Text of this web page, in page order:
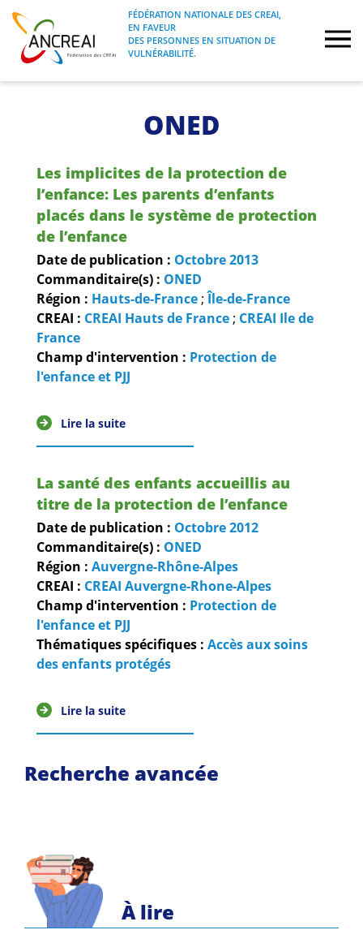
Skip
content
ANCREAI
FÉDÉRATION NATIONALE DES CREAI, EN
FAVEUR DES PERSONNES EN SITUATION
FÉDÉRATION NATIONALE DES CREAI,
EN FAVEUR
DES PERSONNES EN SITUATION DE
VULNÉRABILITÉ.
Journées nationales
Formations
Projets Fédéraux
Espace emploi
Guides et outils
Actualités
ARSENE
ONED
Les implicites de la protection de
l’enfance: Les parents d’enfants
placés dans le système de protection
de l’enfance
Date de publication : Octobre2013
Commanditaire(s) : ONED
Région : Hauts-de-France ;Île-de-France
CREAI : CREAI Hauts de France ; CREAI Ile de
France
Champ d'intervention : Protection de
l'enfance et PJJ
Lire la suite
La santé des enfants accueillis au
titre de la protection de l’enfance
Date de publication : Octobre2012
Commanditaire(s) : ONED
Région : Auvergne-Rhône-Alpes
CREAI : CREAI Auvergne-Rhone-Alpes
Champ d'intervention : Protection de
l'enfance et PJJ
Thématiques spécifiques : Accès aux soins
des enfants protégés
Lire la suite
Recherche avancée
À lire